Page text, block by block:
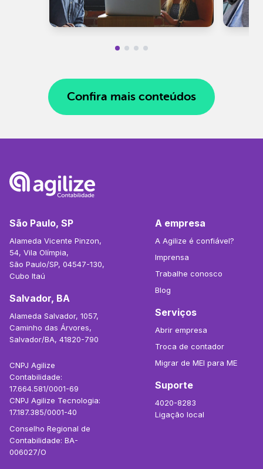
Confira mais conteúdos
São Paulo, SP
Alameda Vicente Pinzon,
54, Vila Olímpia,
São Paulo/SP, 04547-130,
Cubo Itaú
Salvador, BA
Alameda Salvador, 1057,
Caminho das Árvores,
Salvador/BA, 41820-790
CNPJ Agilize
Contabilidade:
17.664.581/0001-69
CNPJ Agilize Tecnologia:
17.187.385/0001-40
Conselho Regional de
Contabilidade: BA-
006027/O
A empresa
A Agilize é confiável?
Imprensa
Trabalhe conosco
Blog
Serviços
Abrir empresa
Troca de contador
Migrar de MEI para ME
Suporte
4020-8283
Ligação local